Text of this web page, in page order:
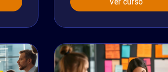
Ver curso